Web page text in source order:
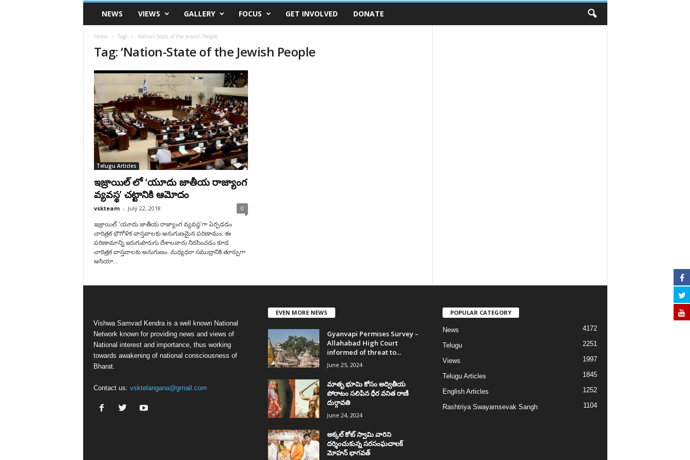
VSK
TelanganaNEWS VIEWS GALLERY FOCUS GET INVOLVED DONATE
Home Tags ‘Nation-State of the Jewish People
Tag: ‘Nation-State of the Jewish People
Telugu Articles
ఇజ్రాయిల్ లో ‘యూదు జాతీయ రాజ్యాంగ
వ్యవస్థ’ చట్టానికి ఆమోదం
vskteam - July 22, 2018 0
ఇజ్రాయిల్ ‘యూదు జాతీయ రాజ్యాంగ వ్యవస్థ’గా ఏర్పడడం
చారిత్రక భౌగోళిక వాస్తవాలకు అనుగుణమైన పరిణామం. ఈ
పరిణామాన్ని ఇరుగుపొరుగు దేశాలవారు నిరసించడం కూడ
చారిత్రక వాస్తవాలకు అనుగుణం. మధ్యధరా సముద్రానికి తూర్పుగా
ఆసియా...
Vishwa Samvad Kendra is a well known National
Network known for providing news and views of
National interest and importance, thus working
towards awakening of national consciousness of
Bharat.
Contact us: vsktelangana@gmail.com
EVEN MORE NEWS
Gyanvapi Permises Survey –
Allahabad High Court
informed of threat to...
June 25, 2024
మాతృ భూమి కోసం అద్వితీయ
పోరాటం సలిపిన ధీర వనిత రాణి
దుర్గావతి
June 24, 2024
అక్కల్‌ కోట్‌ స్వామి వారిని
దర్శించుకున్న సరసంఘచాలక్
మోహన్ భాగవత్
POPULAR CATEGORY
News 4172
Telugu 2251
Views 1997
Telugu Articles 1845
English Articles 1252
Rashtriya Swayamsevak Sangh 1104